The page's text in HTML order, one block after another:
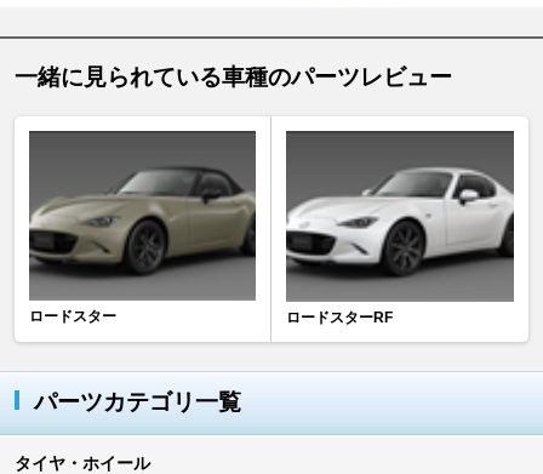
一緒に見られている車種のパーツレビュー
ロードスター ロードスターRF
パーツカテゴリ一覧
タイヤ・ホイール